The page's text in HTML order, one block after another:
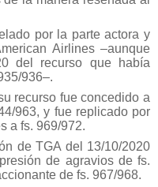
por la parte actora y
Airlines –aunque
del recurso que había
936–.
recurso fue concedido a
963, y fue replicado por
a fs. 969/972.
de TGA del 13/10/2020
de agravios de fs.
de fs. 967/968.